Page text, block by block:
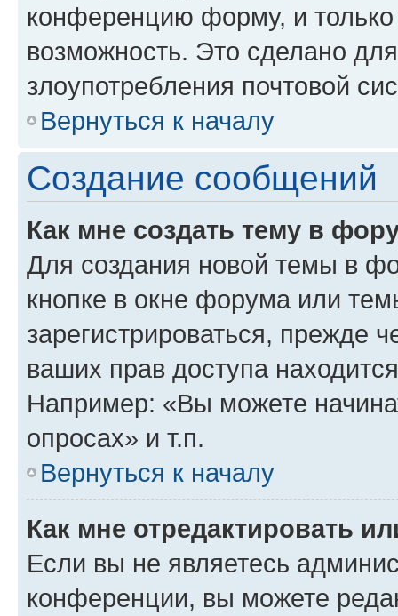
конференцию форму, и
возможность. Это сделано
злоупотребления почтовой
Вернуться к началу
Создание сообщений
Как мне создать тему в
Для создания новой темы в
кнопке в окне форума или
зарегистрироваться, прежде
ваших прав доступа
Например: «Вы можете
опросах» и т.п.
Вернуться к началу
Как мне отредактировать
Если вы не являетесь
конференции, вы можете